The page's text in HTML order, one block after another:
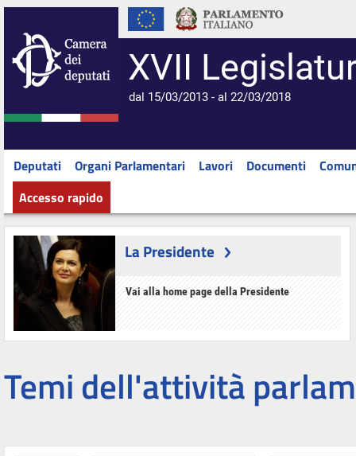
XVII
dal 15/03/2013 - al 22/03/2018
Deputati Organi Parlamentari Lavori Documenti
Accesso rapido
La Presidente
Vai alla home page della Presidente
Temi dell'attività